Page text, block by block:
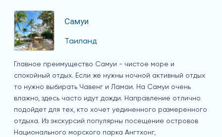
Самуи
Таиланд
Главное преимущество Самуи - чистое море и
спокойный отдых. Если же нужны ночной активный отдых
то нужно выбирать Чавенг и Ламаи. На Самуи очень
влажно, здесь часто идут дожди. Направление отлично
подойдет для тех, кто хочет уединенного размеренного
отдыха. Из экскурсий популярны посещение островов
Национального морского парка Ангтхонг,